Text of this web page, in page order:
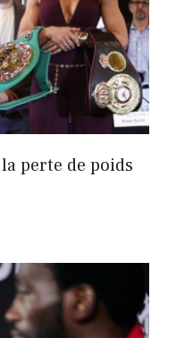
perte de poids